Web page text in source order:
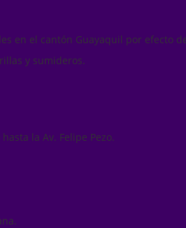
en el cantón Guayaquil por efecto
y sumideros.
la Av. Felipe Pezo.